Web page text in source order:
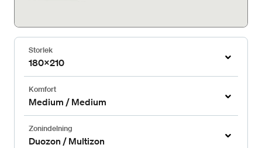
Storlek
180x210
Komfort
Medium / Medium
Zonindelning
Duozon / Multizon